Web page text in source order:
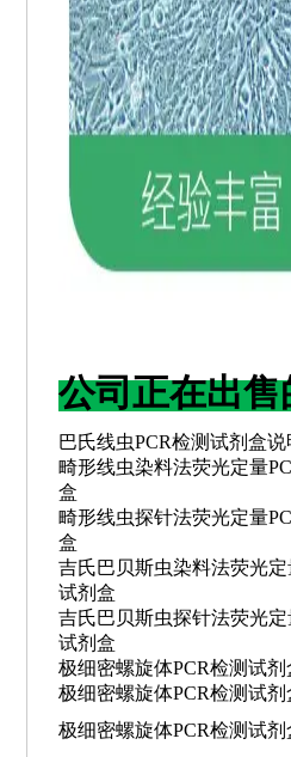
公司正在出售
巴氏线虫PCR检测试剂盒说
畸形线虫染料法荧光定量
盒
畸形线虫探针法荧光定量
盒
吉氏巴贝斯虫染料法荧光定
试剂盒
吉氏巴贝斯虫探针法荧光定
试剂盒
极细密螺旋体PCR检测试剂
极细密螺旋体PCR检测试剂
极细密螺旋体PCR检测试